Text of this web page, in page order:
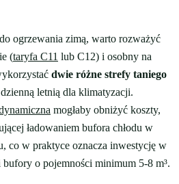
ogrzewania zimą, warto rozważyć
(taryfa C11 lub C12) i osobny na
dwie różne strefy taniego
letnią dla klimatyzacji.
mogłaby obniżyć koszty,
ładowaniem bufora chłodu w
co w praktyce oznacza inwestycję w
bufory o pojemności minimum 5-8 m³.